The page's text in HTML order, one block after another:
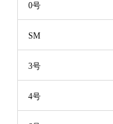
0号
SM
3号
4号